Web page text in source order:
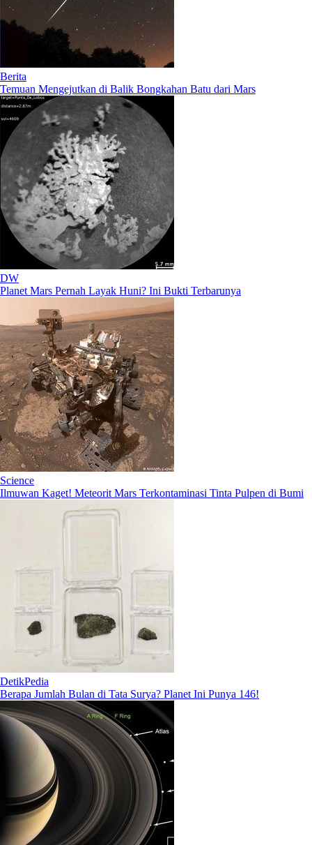
Berita
Temuan Mengejutkan di Balik Bongkahan Batu dari Mars
DW
Planet Mars Pernah Layak Huni? Ini Bukti Terbarunya
Science
Ilmuwan Kaget! Meteorit Mars Terkontaminasi Tinta Pulpen di Bumi
DetikPedia
Berapa Jumlah Bulan di Tata Surya? Planet Ini Punya 146!